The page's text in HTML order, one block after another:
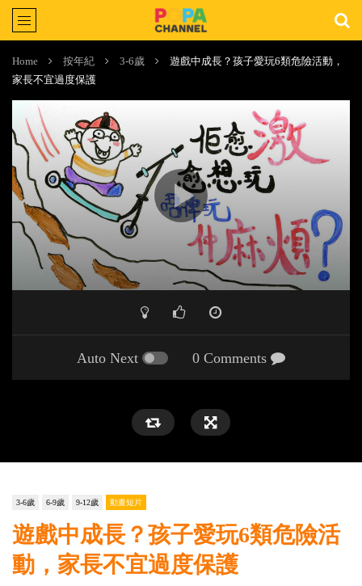
Home 按年紀 3-6歲
遊戲中成長？孩子愛玩6類危險活動，
家長不宜過度保護
Auto Next 0 Comments
3-6歲 6-9歲 9-12歲 動畫短片
遊戲中成長？孩子愛玩6類危險活
動，家長不宜過度保護